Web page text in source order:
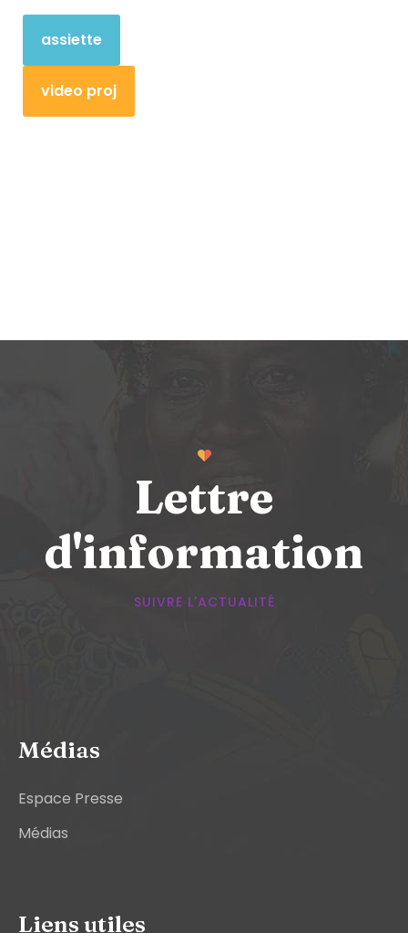
assiette
video proj
Lettre
d'information
SUIVRE L'ACTUALITÉ
Médias
Espace Presse
Médias
Liens utiles